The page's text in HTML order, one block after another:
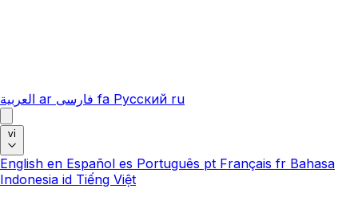
العربية ar فارسی fa Русский ru
vi
English en Español es Português pt Français fr Bahasa
Indonesia id Tiếng Việt